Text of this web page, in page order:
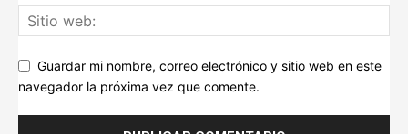
Guardar mi nombre, correo electrónico y sitio web en este
navegador la próxima vez que comente.